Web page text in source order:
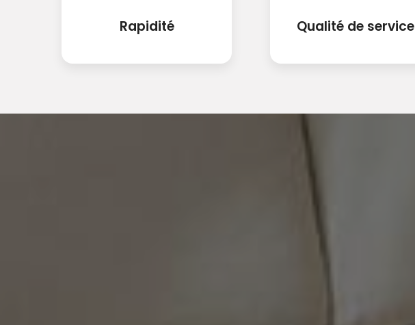
Rapidité Qualité de service